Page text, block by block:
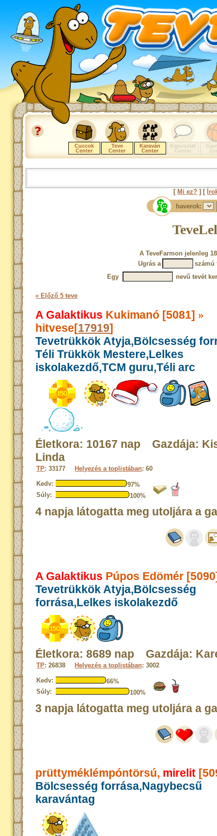
Cuccok
Center
Teve
Center
Karaván
Center
Kapcsolat
Center
[ Mi ez? ] [
haverok:
A TeveFarmon jelenleg
Ugrás a
számú
Egy
nevű tevét
« Előző 5 teve
A Galaktikus Kukimanó [5081] »
hitvese[17919]
Tevetrükkök Atyja,Bölcsesség
Téli Trükkök Mestere,Lelkes
iskolakezdő,TCM guru,Téli arc
Életkora: 10167 nap Gazdája:
Linda
TP: 33177 Helyezés a toplistában: 60
Kedv:
97%
Súly:
100%
4 napja látogatta meg utoljára a
A Galaktikus Púpos Edömér
Tevetrükkök Atyja,Bölcsesség
forrása,Lelkes iskolakezdő
Életkora: 8689 nap Gazdája:
TP: 26838 Helyezés a toplistában: 3002
Kedv:
66%
Súly:
100%
3 napja látogatta meg utoljára a
prüttyméklémpóntörsú, mirelit
Bölcsesség forrása,Nagybecsű
karavántag